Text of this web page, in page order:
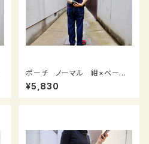
ポーチ ノーマル 紺×ベージ
ュ×オリーブ×茶
¥5,830